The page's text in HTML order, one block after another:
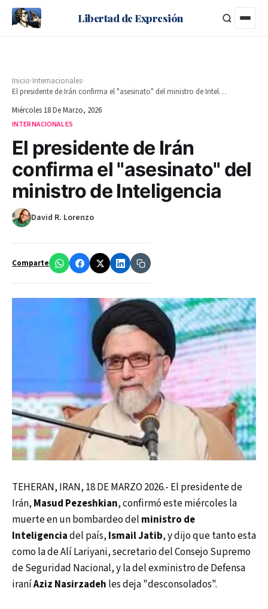
Libertad de Expresión
Inicio›Internacionales›
El presidente de Irán confirma el "asesinato" del ministro de Inteligencia
Miércoles 18 De Marzo, 2026
INTERNACIONALES
El presidente de Irán
confirma el "asesinato" del
ministro de Inteligencia
David R. Lorenzo
Comparte
TEHERAN, IRAN, 18 DE MARZO 2026.- El presidente de
Irán, Masud Pezeshkian, confirmó este miércoles la
muerte en un bombardeo del ministro de
Inteligenciadel país, Ismail Jatib, y dijo que tanto esta
como la de Alí Lariyani, secretario del Consejo Supremo
de Seguridad Nacional, y la del exministro de Defensa
iraníAziz Nasirzadeh les deja "desconsolados".